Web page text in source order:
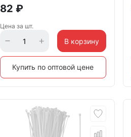
82 ₽
Цена за шт.
В корзину
Купить по оптовой цене